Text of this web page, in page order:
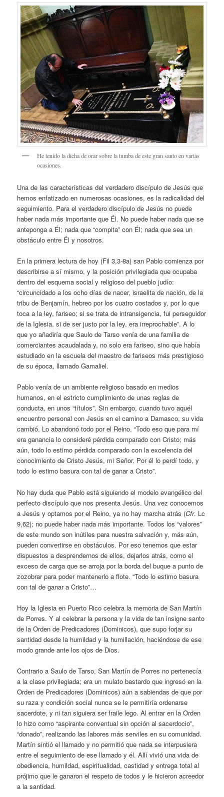
He tenido la dicha de orar sobre la tumba de este gran santo en varias
ocasiones.
Una de las características del verdadero discípulo de Jesús que
hemos enfatizado en numerosas ocasiones, es la radicalidad del
seguimiento. Para el verdadero discípulo de Jesús no puede
haber nada más importante que Él. No puede haber nada que se
anteponga a Él; nada que “compita” con Él; nada que sea un
obstáculo entre Él y nosotros.
En la primera lectura de hoy (Fil 3,3-8a) san Pablo comienza por
describirse a sí mismo, y la posición privilegiada que ocupaba
dentro del esquema social y religioso del pueblo judío:
“circuncidado a los ocho días de nacer, israelita de nación, de la
tribu de Benjamín, hebreo por los cuatro costados y, por lo que
toca a la ley, fariseo; si se trata de intransigencia, fui perseguidor
de la Iglesia, si de ser justo por la ley, era irreprochable”. A lo
que yo añadiría que Saulo de Tarso venía de una familia de
comerciantes acaudalada y, no solo era fariseo, sino que había
estudiado en la escuela del maestro de fariseos más prestigioso
de su época, llamado Gamaliel.
Pablo venía de un ambiente religioso basado en medios
humanos, en el estricto cumplimiento de unas reglas de
conducta, en unos “títulos”. Sin embargo, cuando tuvo aquél
encuentro personal con Jesús en el camino a Damasco, su vida
cambió. Lo abandonó todo por el Reino. “Todo eso que para mí
era ganancia lo consideré pérdida comparado con Cristo; más
aún, todo lo estimo pérdida comparado con la excelencia del
conocimiento de Cristo Jesús, mi Señor. Por él lo perdí todo, y
todo lo estimo basura con tal de ganar a Cristo”.
No hay duda que Pablo está siguiendo el modelo evangélico del
perfecto discípulo que nos presenta Jesús. Una vez conocemos
a Jesús y optamos por el Reino, ya no hay marcha atrás (Cfr. Lc
9,62); no puede haber nada más importante. Todos los “valores”
de este mundo son inútiles para nuestra salvación y, más aún,
pueden convertirse en obstáculos. Por eso tenemos que estar
dispuestos a desprendernos de ellos, dejarlos atrás, como el
exceso de carga que se arroja por la borda del buque a punto de
zozobrar para poder mantenerlo a flote. “Todo lo estimo basura
con tal de ganar a Cristo”…
Hoy la Iglesia en Puerto Rico celebra la memoria de San Martín
de Porres. Y al celebrar la persona y la vida de tan insigne santo
de la Orden de Predicadores (Dominicos), que supo forjar su
santidad desde la humildad y la humillación, haciéndose de ese
modo grande ante los ojos de Dios.
Contrario a Saulo de Tarso, San Martín de Porres no pertenecía
a la clase privilegiada; era un mulato bastardo que ingresó en la
Orden de Predicadores (Dominicos) aún a sabiendas de que por
su raza y condición social nunca se le permitiría ordenarse
sacerdote, y ni tan siguiera ser fraile lego. Al entrar en la Orden
lo hizo como “aspirante conventual sin opción al sacerdocio”,
“donado”, realizando las labores más serviles en su comunidad.
Martín sintió el llamado y no permitió que nada se interpusiera
entre el seguimiento de ese llamado y él. Allí vivió una vida de
obediencia, humildad, espiritualidad, castidad y entrega total al
prójimo que le ganaron el respeto de todos y le hicieron acreedor
a la santidad.